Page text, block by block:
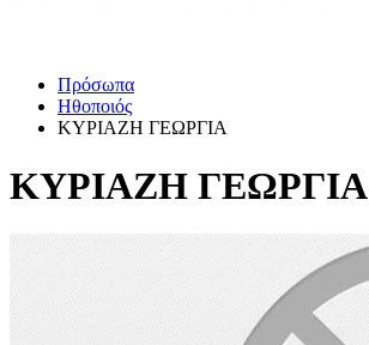
Πρόσωπα
Ηθοποιός
ΚΥΡΙΑΖΗ ΓΕΩΡΓΙΑ
ΚΥΡΙΑΖΗ ΓΕΩΡΓΙΑ